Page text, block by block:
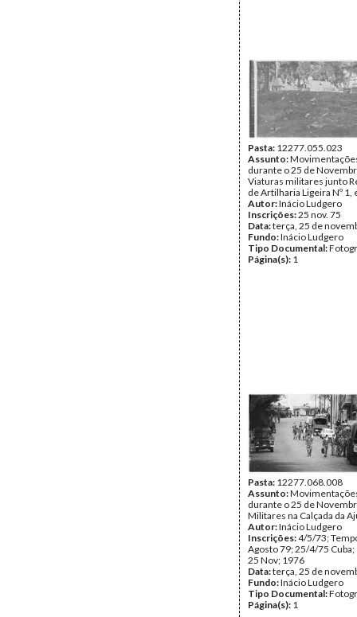
Pasta: 12277.055.023
Assunto:
durante o 25 de
Viaturas militares junto
de Artilharia Ligeira Nº 1,
Autor:Inácio Ludgero
Inscrições:25 nov. 75
Data:terça, 25 de
Fundo:Inácio Ludgero
Tipo Documental:
Página(s): 1
Pasta: 12277.068.008
Assunto:
durante o 25 de
Militares na Calçada da
Autor:Inácio Ludgero
Inscrições:4/5/73;
Agosto 79; 25/4/75
25 Nov; 1976
Data:terça, 25 de
Fundo:Inácio Ludgero
Tipo Documental:
Página(s): 1